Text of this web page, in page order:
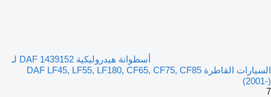
أسطوانة هيدروليكية DAF 1439152 لـ
السيارات القاطرة DAF LF45, LF55, LF180, CF65, CF75, CF85
(2001-)
7